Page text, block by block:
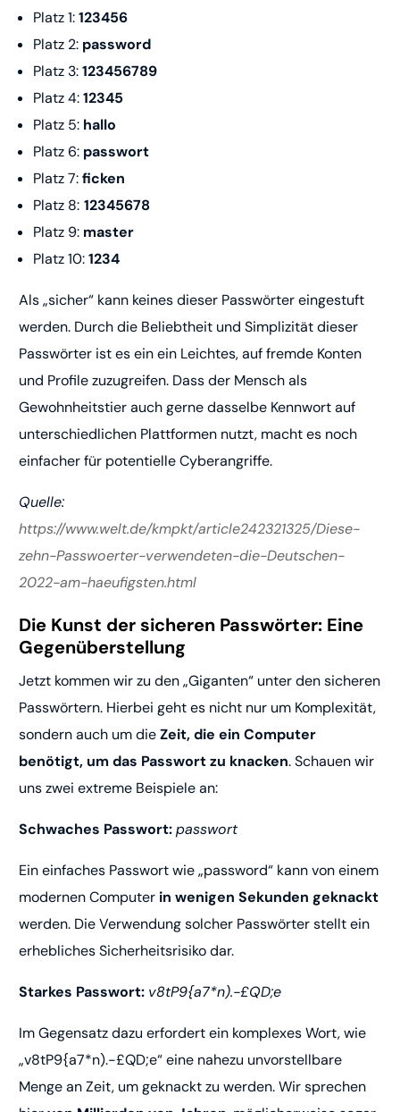
Platz 1:123456
Platz 2: password
Platz 3:123456789
Platz 4:12345
Platz 5: hallo
Platz 6: passwort
Platz 7:ficken
Platz 8: 12345678
Platz 9: master
Platz 10:1234
Als „sicher“ kann keines dieser Passwörter eingestuft
werden. Durch die Beliebtheit und Simplizität dieser
Passwörter ist es ein ein Leichtes, auf fremde Konten
und Profile zuzugreifen. Dass der Mensch als
Gewohnheitstier auch gerne dasselbe Kennwort auf
unterschiedlichen Plattformen nutzt, macht es noch
einfacher für potentielle Cyberangriffe.
Quelle:
https://www.welt.de/kmpkt/article242321325/Diese-
zehn-Passwoerter-verwendeten-die-Deutschen-
2022-am-haeufigsten.html
Die Kunst der sicheren Passwörter: Eine
Gegenüberstellung
Jetzt kommen wir zu den „Giganten“ unter den sicheren
Passwörtern. Hierbei geht es nicht nur um Komplexität,
sondern auch um dieZeit, die ein Computer
benötigt, um das Passwort zu knacken. Schauen wir
uns zwei extreme Beispiele an:
Schwaches Passwort:passwort
Ein einfaches Passwort wie „password“ kann von einem
modernen Computer in wenigen Sekunden geknackt
werden. Die Verwendung solcher Passwörter stellt ein
erhebliches Sicherheitsrisiko dar.
Starkes Passwort: v8tP9{a7*n).-£QD;e
Im Gegensatz dazu erfordert ein komplexes Wort, wie
„v8tP9{a7*n).-£QD;e“ eine nahezu unvorstellbare
Menge an Zeit, um geknackt zu werden. Wir sprechen